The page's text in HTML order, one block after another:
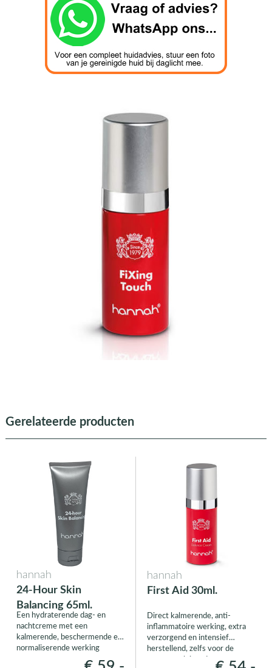
Gerelateerde producten
hannah
24-Hour Skin
Balancing 65ml.
Een hydraterende dag- en
nachtcreme met een
kalmerende, beschermende en
normaliserende werking
hannah
First Aid 30ml.
Direct kalmerende, anti-
inflammatoire werking, extra
verzorgend en intensief
herstellend, zelfs voor de